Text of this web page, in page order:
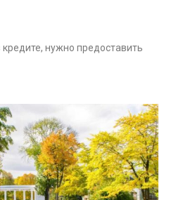
нужно предоставить